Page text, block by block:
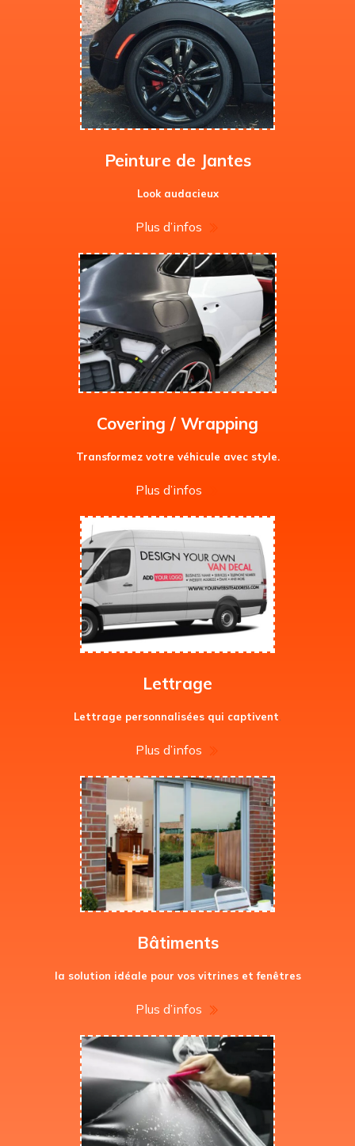
Peinture de Jantes
Look audacieux
Plus d’infos
Covering / Wrapping
Transformez votre véhicule avec style.
Plus d’infos
Lettrage
Lettrage personnalisées qui captivent.
Plus d’infos
Bâtiments
la solution idéale pour vos vitrines et fenêtres
Plus d’infos